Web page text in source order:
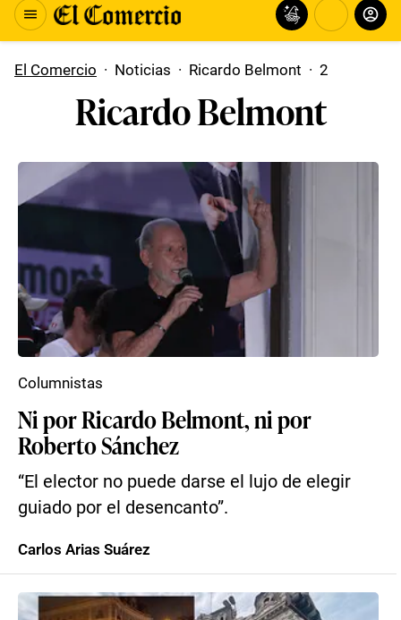
El Comercio · Noticias · Ricardo Belmont · 2
Ricardo Belmont
Ni por Ricardo Belmont, ni por
Roberto Sánchez
“El elector no puede darse el lujo de elegir
guiado por el desencanto”.
Columnistas
Carlos Arias Suárez